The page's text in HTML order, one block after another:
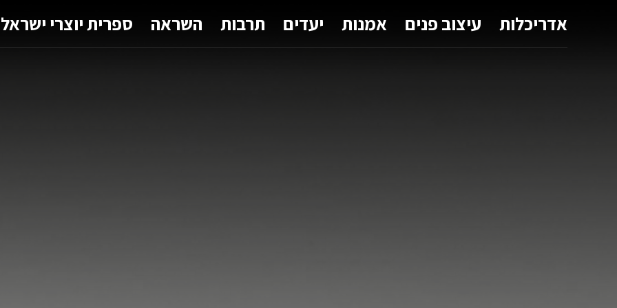
אדריכלות עיצוב פנים אמנות יעדים תרבות השראה ספרית יוצרי ישראל